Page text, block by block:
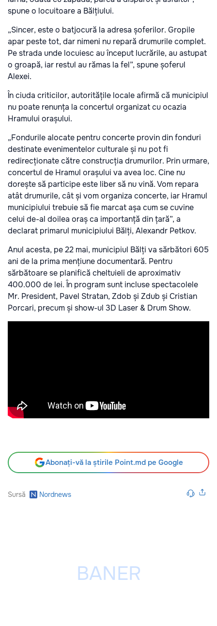
spune o locuitoare a Bălțiului.
„Sincer, este o batjocură la adresa șoferilor. Gropile
apar peste tot, dar nimeni nu repară drumurile complet.
Pe strada unde locuiesc au început lucrările, au astupat
o groapă, iar restul au rămas la fel”, spune șoferul
Alexei.
În ciuda criticilor, autoritățile locale afirmă că municipiul
nu poate renunța la concertul organizat cu ocazia
Hramului orașului.
„Fondurile alocate pentru concerte provin din fonduri
destinate evenimentelor culturale și nu pot fi
redirecționate către construcția drumurilor. Prin urmare,
concertul de Hramul orașului va avea loc. Cine nu
dorește să participe este liber să nu vină. Vom repara
atât drumurile, cât și vom organiza concerte, iar Hramul
municipiului trebuie să fie marcat așa cum se cuvine
celui de-al doilea oraș ca importanță din țară”, a
declarat primarul municipiului Bălți, Alexandr Petkov.
Anul acesta, pe 22 mai, municipiul Bălți va sărbători 605
ani de la prima mențiune documentară. Pentru
sărbătoare se planifică cheltuieli de aproximativ
400.000 de lei. În program sunt incluse spectacolele
Mr. President, Pavel Stratan, Zdob și Zdub și Cristian
Porcari, precum și show-ul 3D Laser & Drum Show.
Abonați-vă la știrile Point.md pe Google
Sursă Nordnews